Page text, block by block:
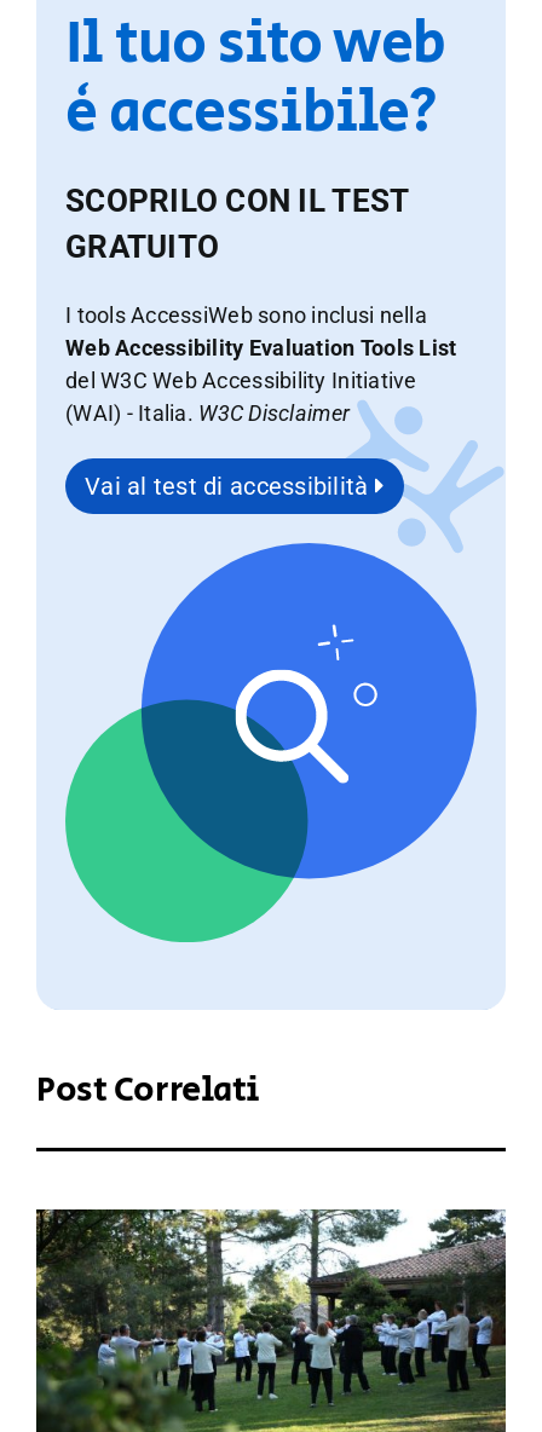
Il tuo sito web
è accessibile?
SCOPRILO CON IL TEST
GRATUITO
I tools AccessiWeb sono inclusi nella
Web Accessibility Evaluation Tools List
del W3C Web Accessibility Initiative
(WAI) - Italia. W3C Disclaimer
Vai al test di accessibilità
Post Correlati